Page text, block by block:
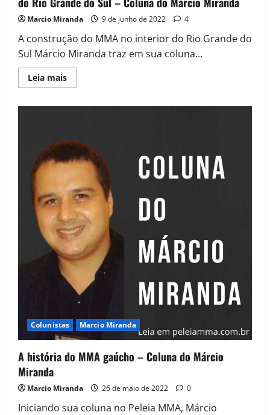
Marcio Miranda 9 de junho de 2022 4
A construção do MMA no interior do Rio Grande do
Sul Márcio Miranda traz em sua coluna...
Leia mais
Colunistas Marcio Miranda
A história do MMA gaúcho – Coluna do Márcio
Miranda
Marcio Miranda 26 de maio de 2022 0
Iniciando sua coluna no Peleia MMA, Márcio